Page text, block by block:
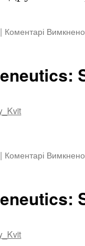
| Коментарі Вимкнено
| Коментарі Вимкнено